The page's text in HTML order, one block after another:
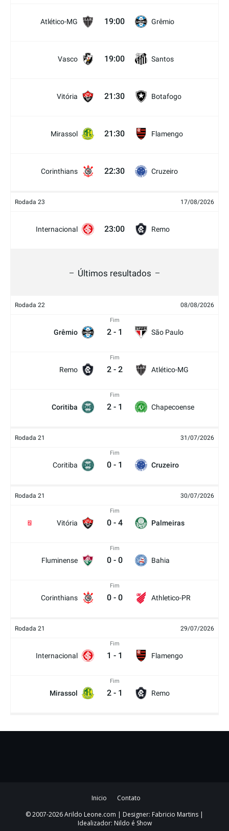
Atlético-MG 19:00 Grêmio
Vasco 19:00 Santos
Vitória 21:30 Botafogo
Mirassol 21:30 Flamengo
Corinthians 22:30 Cruzeiro
Rodada 23 17/08/2026
Internacional 23:00 Remo
Últimos resultados
Rodada 22 08/08/2026
Grêmio
Fim
2 - 1 São Paulo
Remo
Fim
2 - 2 Atlético-MG
Coritiba
Fim
2 - 1 Chapecoense
Rodada 21 31/07/2026
Coritiba
Fim
0 - 1 Cruzeiro
Rodada 21 30/07/2026
Vitória
2
Fim
0 - 4 Palmeiras
Fluminense
Fim
0 - 0 Bahia
Corinthians
Fim
0 - 0 Athletico-PR
Rodada 21 29/07/2026
Internacional
Fim
1 - 1 Flamengo
Mirassol
Fim
2 - 1 Remo
Inicio
Contato
© 2007-2026 Arildo Leone.com | Designer: Fabricio Martins |
Idealizador: Nildo é Show